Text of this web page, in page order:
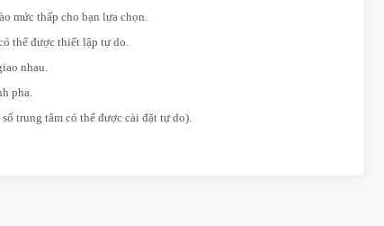
mức thấp cho bạn lựa chọn.
thể được thiết lập tự do.
nhau.
pha.
trung tâm có thể được cài đặt tự do).